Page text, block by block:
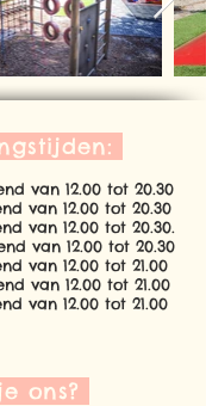
van 12.00 tot 20.30
van 12.00 tot 20.30
van 12.00 tot 20.30.
van 12.00 tot 20.30
12.00 tot 21.00
van 12.00 tot 21.00
12.00 tot 21.00
ons?